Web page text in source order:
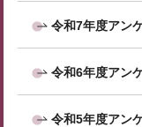
令和7年度アン
令和6年度アン
令和5年度アン